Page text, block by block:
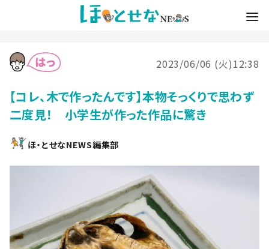
2023/06/06 (火)12:38
【コレ、木で作ったんです】本物そっくりで思わず
二度見！ 小学生が作った作品に驚き
ほ・とせなNEWS編集部